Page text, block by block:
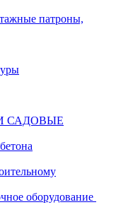
патроны,
САДОВЫЕ
оборудование